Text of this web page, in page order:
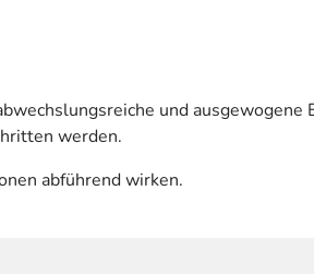
und
werden.
abführend wirken.